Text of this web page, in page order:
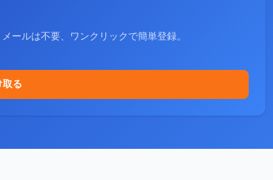
ールは不要、ワンクリックで簡単登録。
取る